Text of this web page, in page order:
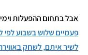
אבל בתחום ההפעלות
פעמיים שלוש בשבוע